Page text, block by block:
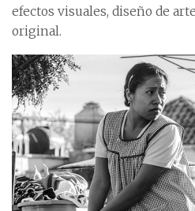
efectos visuales, diseño de
original.